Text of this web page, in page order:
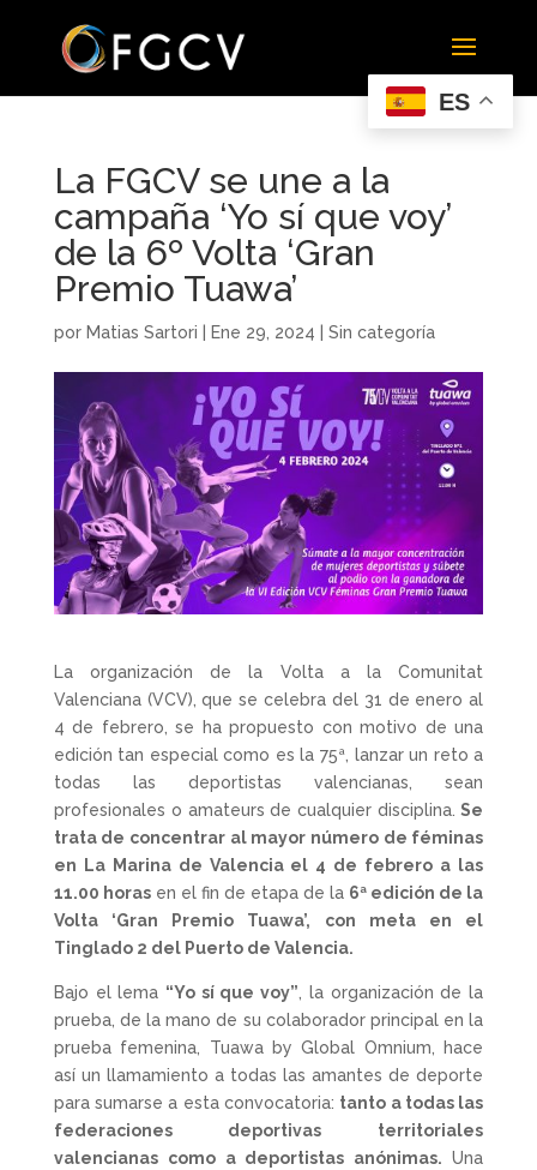
La FGCV se une a la
campaña ‘Yo sí que voy’
de la 6º Volta ‘Gran
Premio Tuawa’
por Matias Sartori Ene 29, 2024 Sin categoría
La organización de la Volta a la Comunitat
Valenciana (VCV), que se celebra del 31 de enero al
4 de febrero, se ha propuesto con motivo de una
edición tan especial como es la 75ª, lanzar un reto a
todas las deportistas valencianas, sean
profesionales o amateurs de cualquier disciplina. Se
trata de concentrar al mayor número de féminas
en La Marina de Valencia el 4 de febrero a las
11.00 horasen el fin de etapa de la 6ª edición de la
Volta ‘Gran Premio Tuawa’, con meta en el
Tinglado 2 del Puerto de Valencia.
Bajo el lema “Yo sí que voy” , la organización de la
prueba, de la mano de su colaborador principal en la
prueba femenina, Tuawa by Global Omnium, hace
así un llamamiento a todas las amantes de deporte
para sumarse a esta convocatoria: tanto a todas las
federaciones deportivas territoriales
valencianas como a deportistas anónimas.Una
ES